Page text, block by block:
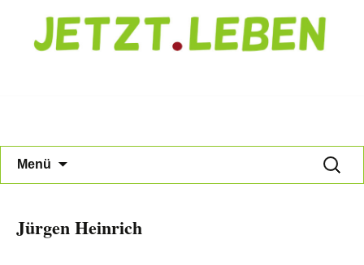
Jetzt Leben
Menü
Suche
nach:
Jürgen Heinrich